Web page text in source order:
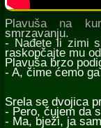
Plavuša na
smrzavanju.
- Nađete li zimi
raskopčajte mu
Plavuša brzo
- A, čime ćemo
Srela se dvojica
- Pero, čujem da
- Ma, bježi, ja